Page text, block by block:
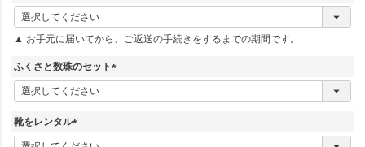
(
必
須
▲ お手元に届いてから、ご返送の手続きをするまでの期間です。
ふくさと数珠のセット
(
必
靴をレンタル
(